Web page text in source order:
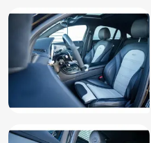
Zij airbag(s) voor